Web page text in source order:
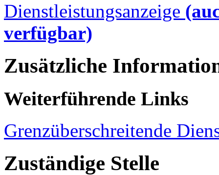
Dienstleistungsanzeige
verfügbar)
Zusätzliche
Weiterführende Links
Grenzüberschreitende
Zuständige Stelle